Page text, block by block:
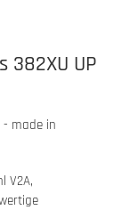
382XU UP
- made in
V2A,